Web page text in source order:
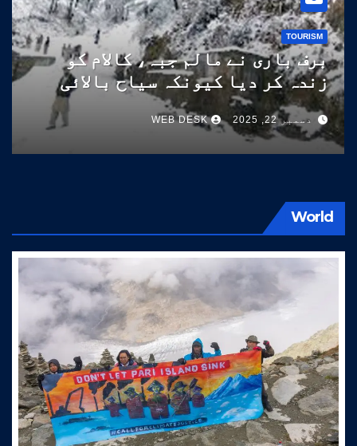
TOURISM
برف باری نے مالم جبہ، کالام کو
زندہ کر دیا کیونکہ سیاح بالائی
سوات کی طرف آتے ہیں
دسمبر 22, 2025 WEB DESK
World